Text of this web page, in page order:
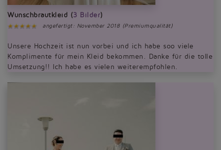
Wunschbrautkleid (3 Bilder)
angefertigt: November 2018 (Premiumqualität)
Unsere Hochzeit ist nun vorbei und ich habe soo viele
Komplimente für mein Kleid bekommen. Danke für die tolle
Umsetzung!! Ich habe es vielen weiterempfohlen.